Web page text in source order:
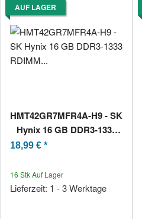
AUF LAGER
HMT42GR7MFR4A-H9 - SK
Hynix 16 GB DDR3-1333
RDIMM PC3L-10600R 2Rx4
18,99 € *
16 Stk Auf Lager
Lieferzeit: 1 - 3 Werktage